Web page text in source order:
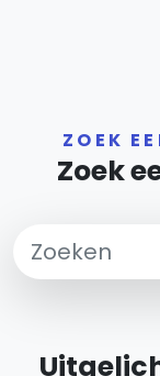
ZOEK
Zoek